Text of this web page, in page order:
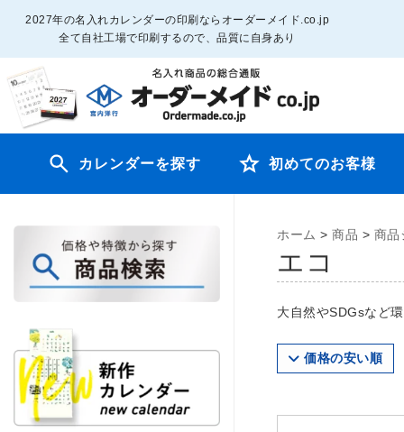
2027年の名入れカレンダーの印刷ならオーダーメイド.co.jp
全て自社工場で印刷するので、品質に自身あり
カレンダーを探す 初めてのお客様
ホーム > 商品 > 商品
エコ
大自然やSDGsなど
価格の安い順